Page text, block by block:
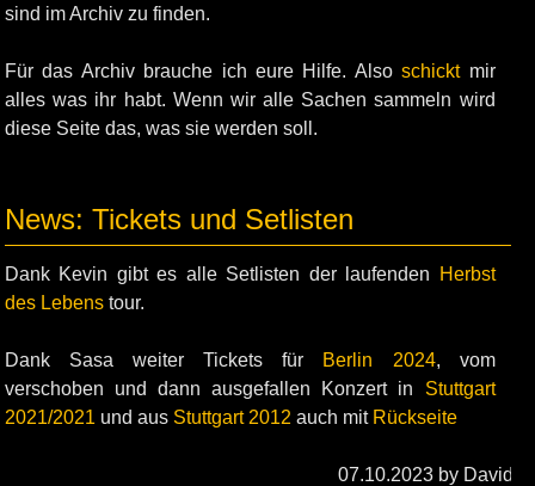
sind im Archiv zu finden.
Für das Archiv brauche ich eure Hilfe. Alsoschicktmir
alles was ihr habt. Wenn wir alle Sachen sammeln wird
diese Seite das, was sie werden soll.
News: Tickets und Setlisten
Dank Kevin gibt es alle Setlisten der laufenden
Herbst
des Lebens tour.
Dank Sasa weiter Tickets für Berlin 2024, vom
verschoben und dann ausgefallen Konzert in Stuttgart
2021/2021 und aus Stuttgart 2012 auch mit Rückseite
07.10.2023 by David